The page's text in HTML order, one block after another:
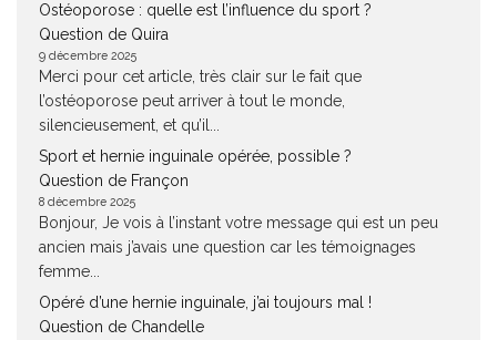
Ostéoporose : quelle est l’influence du sport ?
Question de Quira
9 décembre 2025
Merci pour cet article, très clair sur le fait que
l’ostéoporose peut arriver à tout le monde,
silencieusement, et qu’il...
Sport et hernie inguinale opérée, possible ?
Question de Françon
8 décembre 2025
Bonjour, Je vois à l’instant votre message qui est un peu
ancien mais j’avais une question car les témoignages
femme...
Opéré d’une hernie inguinale, j’ai toujours mal !
Question de Chandelle